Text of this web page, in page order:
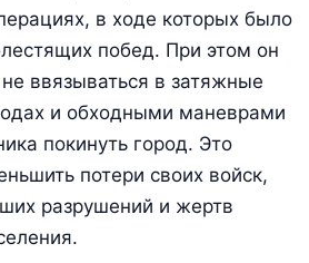
в ходе которых было
побед. При этом он
ввязываться в затяжные
и обходными маневрами
покинуть город. Это
потери своих войск,
разрушений и жертв